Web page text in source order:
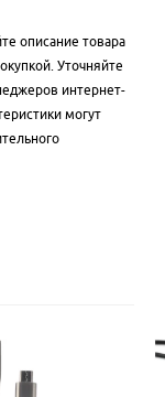
описание товара
Уточняйте
интернет-
могут